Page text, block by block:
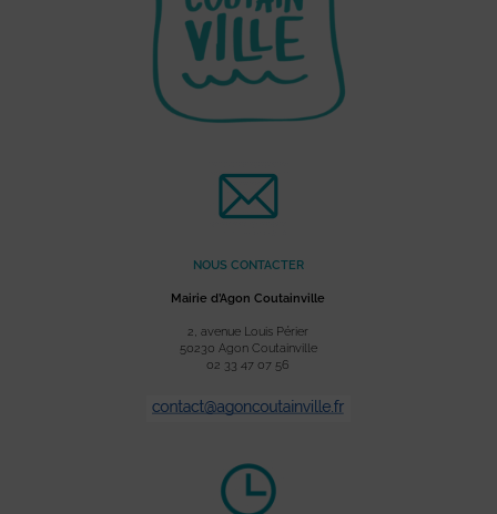
NOUS CONTACTER
Mairie d’Agon Coutainville
2, avenue Louis Périer
50230 Agon Coutainville
02 33 47 07 56